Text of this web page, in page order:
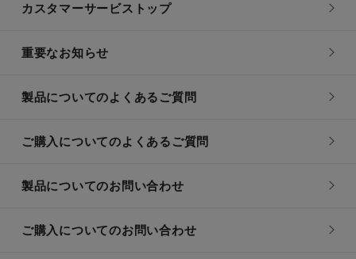
カスタマーサービストップ
重要なお知らせ
製品についてのよくあるご質問
ご購入についてのよくあるご質問
製品についてのお問い合わせ
ご購入についてのお問い合わせ